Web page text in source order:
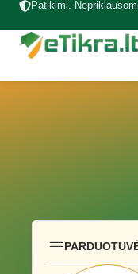
Patikimi.